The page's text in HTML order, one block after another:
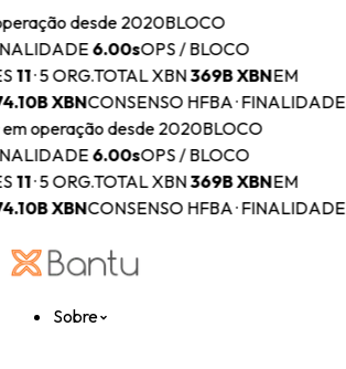
desde 2020BLOCO
6.00sOPS / BLOCO
11·5 ORG.TOTAL XBN369BXBNEM
XBNCONSENSO HFBA · FINALIDADE
em operação desde 2020BLOCO
6.00sOPS / BLOCO
11·5 ORG.TOTAL XBN369BXBNEM
XBNCONSENSO HFBA · FINALIDADE
Sobre